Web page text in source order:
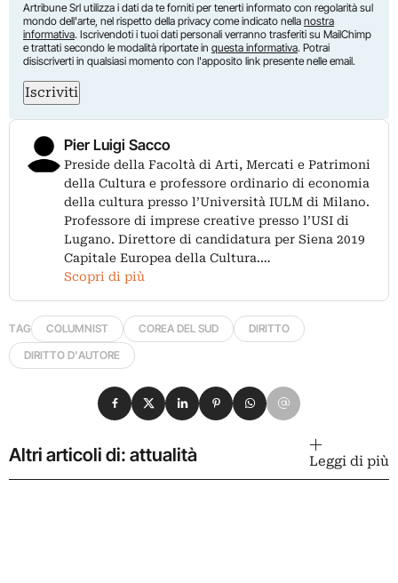
Artribune Srl utilizza i dati da te forniti per tenerti informato con regolarità sul
mondo dell'arte, nel rispetto della privacy come indicato nella nostra
informativa. Iscrivendoti i tuoi dati personali verranno trasferiti su MailChimp
e trattati secondo le modalità riportate in questa informativa. Potrai
disiscriverti in qualsiasi momento con l'apposito link presente nelle email.
Iscriviti
Pier Luigi Sacco
Preside della Facoltà di Arti, Mercati e Patrimoni
della Cultura e professore ordinario di economia
della cultura presso l’Università IULM di Milano.
Professore di imprese creative presso l’USI di
Lugano. Direttore di candidatura per Siena 2019
Capitale Europea della Cultura.…
Scopri di più
TAG COLUMNIST COREA DEL SUD
DIRITTO
DIRITTO D'AUTORE
Condividi su Facebook
Condividi su X
Condividi su LinkedIn
Condividi su Pinterest
Condividi su WhatsApp
Condividi su Email
Altri articoli di: attualità Leggi di più